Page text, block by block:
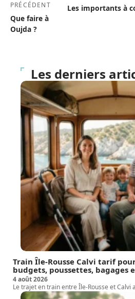
PRÉCÉDENT
Que faire à
Oujda ?
Les importants à
Les derniers
Train Île-Rousse Calvi tarif
budgets, poussettes, bagages
4 août 2026
Le trajet en train entre Île-Rousse et Calvi